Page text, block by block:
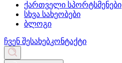
ქართველი სპორტსმენები
სხვა სახეობები
ბლოგი
ჩვენ შესახებკონტაქტი